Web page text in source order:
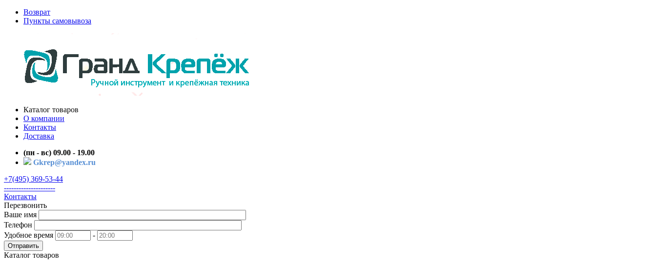
Возврат
Пункты самовывоза
Каталог товаров
О компании
Контакты
Доставка
(пн - вс) 09.00 - 19.00
Gkrep@yandex.ru
+7(495) 369-53-44
---------------------
Контакты
Перезвонить
Ваше имя
Телефон
Удобное время
-
Отправить
Каталог товаров